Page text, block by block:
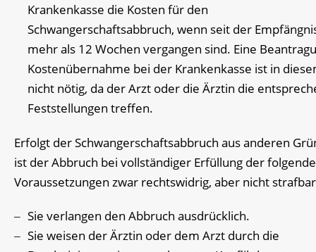
Krankenkasse die Kosten für den
Schwangerschaftsabbruch, wenn seit der
mehr als 12 Wochen vergangen sind. Eine
Kostenübernahme bei der Krankenkasse ist in
nicht nötig, da der Arzt oder die Ärztin die
Feststellungen treffen.
Erfolgt der Schwangerschaftsabbruch aus anderen
ist der Abbruch bei vollständiger Erfüllung der
Voraussetzungen zwar rechtswidrig, aber nicht
Sie verlangen den Abbruch ausdrücklich.
Sie weisen der Ärztin oder dem Arzt durch die